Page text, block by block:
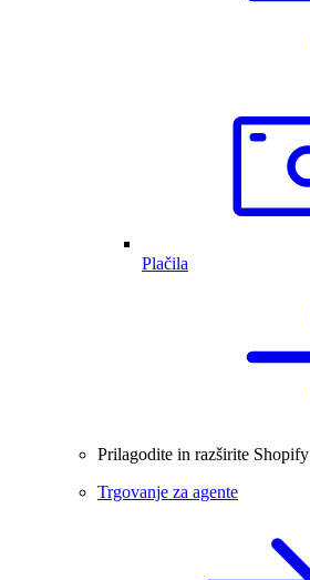
Plačila
Prilagodite in razširite Shopify
Trgovanje za agente